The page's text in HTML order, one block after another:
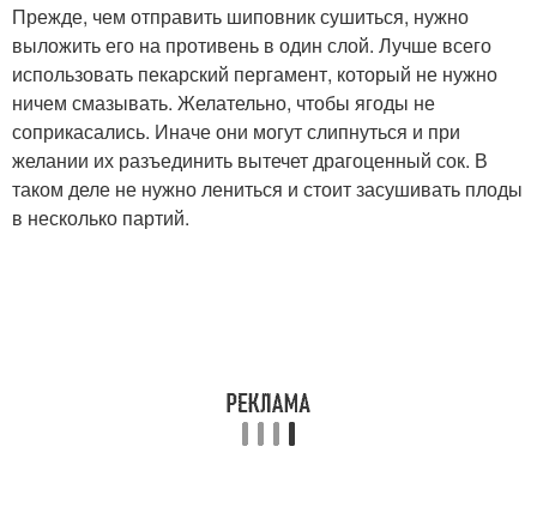
Прежде, чем отправить шиповник сушиться, нужно
выложить его на противень в один слой. Лучше всего
использовать пекарский пергамент, который не нужно
ничем смазывать. Желательно, чтобы ягоды не
соприкасались. Иначе они могут слипнуться и при
желании их разъединить вытечет драгоценный сок. В
таком деле не нужно лениться и стоит засушивать плоды
в несколько партий.